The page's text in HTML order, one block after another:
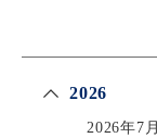
2026
2026年7月